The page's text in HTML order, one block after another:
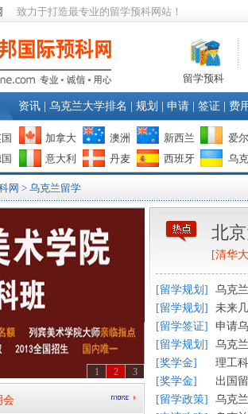
致力于打造最专业的留学预科网站！
留学预科
资讯 乌克兰大学排名 规划 申请 签证 费
加拿大 澳洲 新西兰
爱
意大利 丹麦 西班牙 乌
网 > 乌克兰留学
3
2
1
会
北
[清华
[留学规划 ]
乌克
[留学规划 ]
未来
[留学签证]
申请
[留学规划 ]
乌克
[奖学金]
理工
[奖学金]
出国
[留学政策]
乌克